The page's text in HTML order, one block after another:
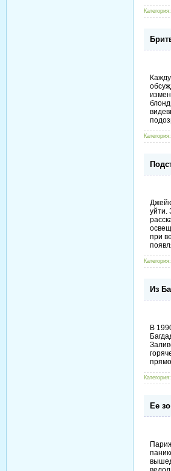
Категория:
Категория:
уйти.
при
Категория:
Из
В
Категория:
Ее